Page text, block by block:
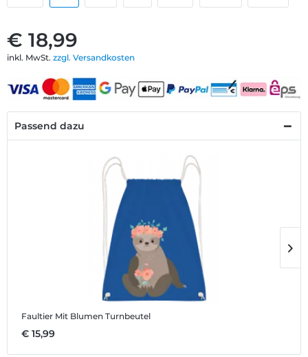
€ 18,99
inkl. MwSt. zzgl. Versandkosten
Passend dazu
Faultier Mit Blumen Turnbeutel
€ 15,99